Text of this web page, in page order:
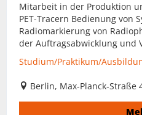
Mitarbeit in der Produktion
PET-Tracern Bedienung von
Radiomarkierung von
der Auftragsabwicklung und
Studium/Praktikum/
Berlin, Max-Planck-Straße